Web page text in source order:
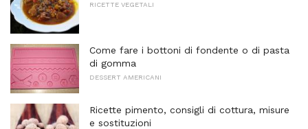
RICETTE VEGETALI
Come fare i bottoni di fondente o di pasta
di gomma
DESSERT AMERICANI
Ricette pimento, consigli di cottura, misure
e sostituzioni